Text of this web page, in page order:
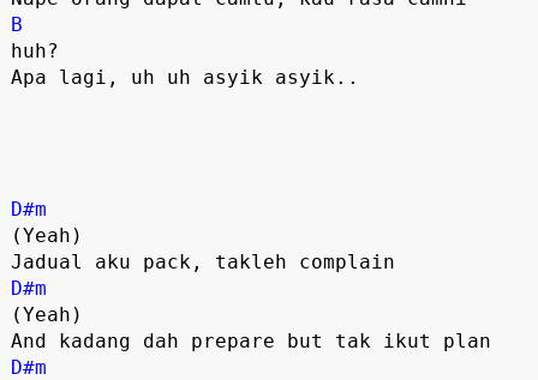
B
huh?
Apa lagi, uh uh asyik asyik..
D#m
(Yeah)
D#m
(Yeah)
D#m